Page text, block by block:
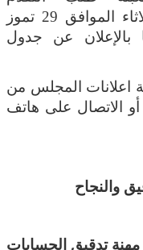
ابتداء من صباح يوم الثلاثاء الموافق 29 تموز
بالإعلان عن جدول
اعلانات المجلس من
الاتصال على هاتف
والنجاح
تدقيق الحسابات